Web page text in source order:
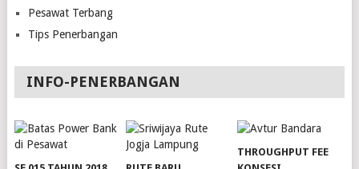
Pesawat Terbang
Tips Penerbangan
INFO-PENERBANGAN
THROUGHPUT FEE